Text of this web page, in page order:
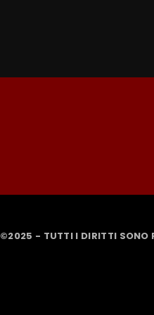
©2025 - TUTTI I DIRITTI SONO